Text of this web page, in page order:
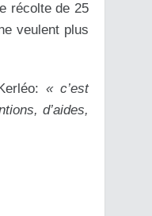
récolte de 25
veulent plus
« c’est
d’aides,